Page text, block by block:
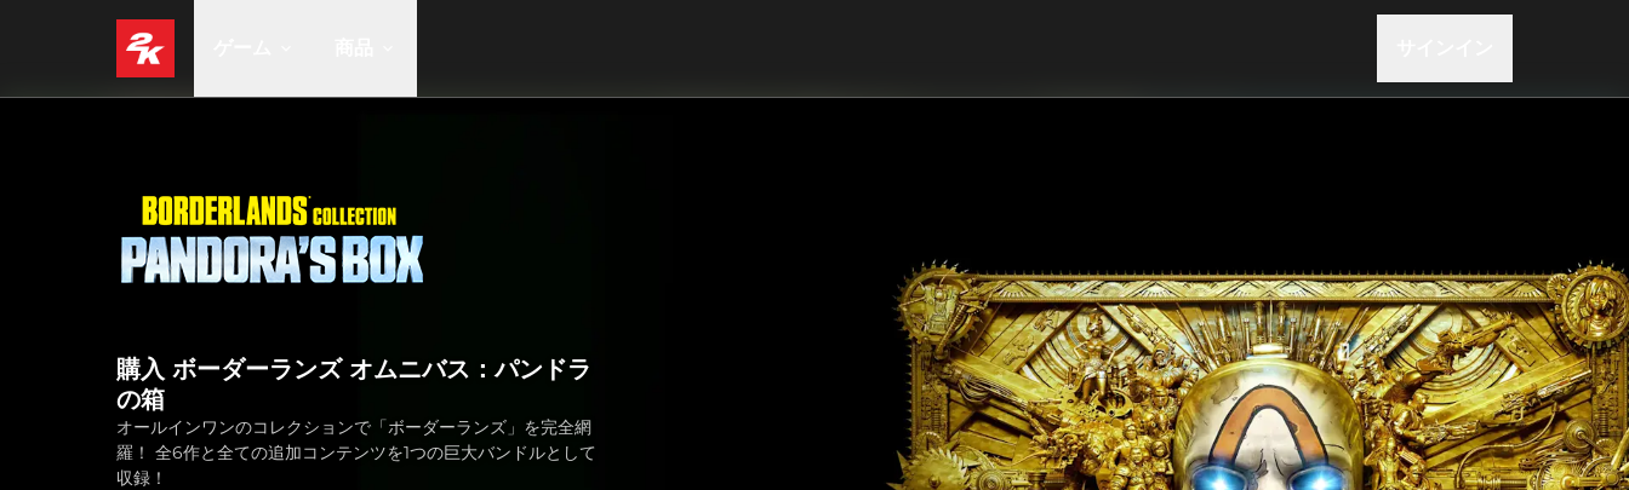
購入 ボーダーランズ オムニバス：パンドラ
の箱
オールインワンのコレクションで「ボーダーランズ」を完全網
羅！ 全6作と全ての追加コンテンツを1つの巨大バンドルとして
収録！